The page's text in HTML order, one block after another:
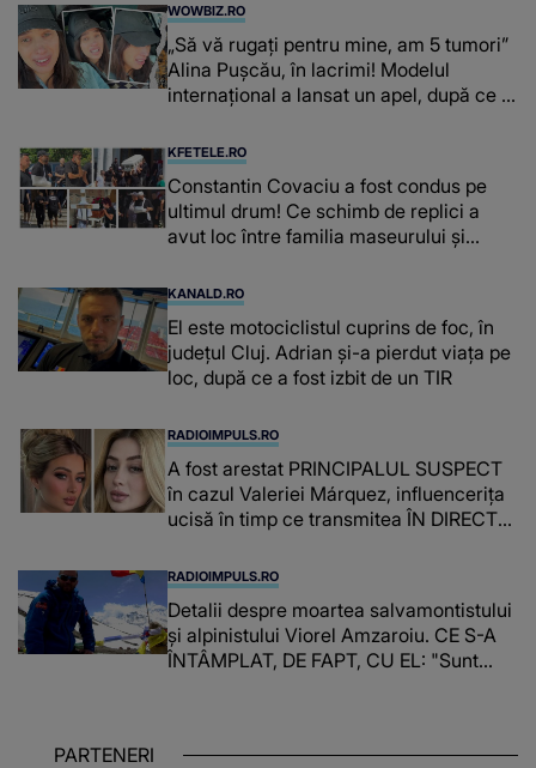
WOWBIZ.RO
„Să vă rugați pentru mine, am 5 tumori”
Alina Pușcău, în lacrimi! Modelul
internațional a lansat un apel, după ce a
KFETELE.RO
Constantin Covaciu a fost condus pe
ultimul drum! Ce schimb de replici a
avut loc între familia maseurului și
caracterul și obrazul.”
KANALD.RO
El este motociclistul cuprins de foc, în
județul Cluj. Adrian și-a pierdut viața pe
loc, după ce a fost izbit de un TIR
RADIOIMPULS.RO
A fost arestat PRINCIPALUL SUSPECT
în cazul Valeriei Márquez, influencerița
ucisă în timp ce transmitea ÎN DIRECT
Familia tinerei, ÎN STARE DE ȘOC după
ce a aflat despre cine este vorba: "A
amenințat-o în..."
RADIOIMPULS.RO
Detalii despre moartea salvamontistului
şi alpinistului Viorel Amzaroiu. CE S-A
ÎNTÂMPLAT, DE FAPT, CU EL: "Sunt
PARTENERI